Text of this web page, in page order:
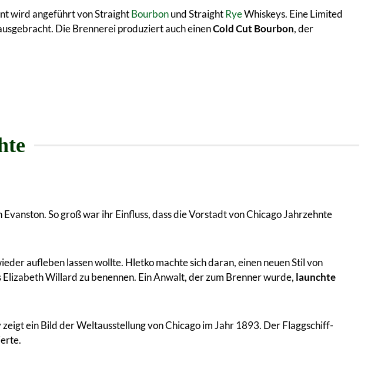
wird angeführt von StraightBourbonund StraightRyeWhiskeys. Eine Limited
Die Brennerei produziert auch einenCold Cut Bourbon, der
So groß war ihr Einfluss, dass die Vorstadt von Chicago Jahrzehnte
aufleben lassen wollte. Hletko machte sich daran, einen neuen Stil von
Willard zu benennen. Ein Anwalt, der zum Brenner wurde, launchte
ein Bild der Weltausstellung von Chicago im Jahr 1893. Der Flaggschiff-